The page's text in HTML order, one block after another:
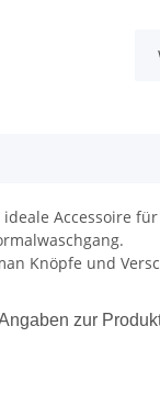
Accessoire
man Knöpfe
zur